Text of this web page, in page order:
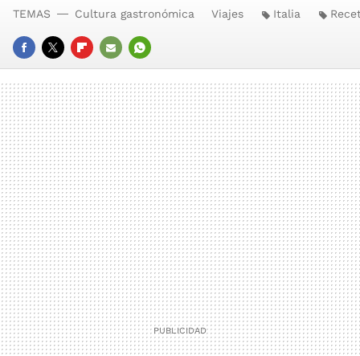
FACEBOOK
TWITTERFLIPBOARD
E-
MAIL
WHATSAPP
TEMAS Cultura gastronómica Viajes Italia